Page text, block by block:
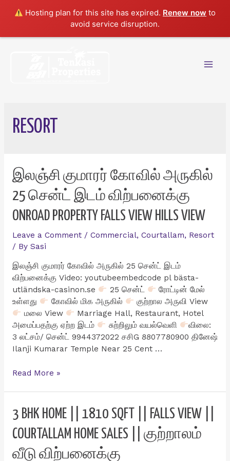
Hosting plan for this site has expired. Renew now to
avoid service disruption.
RESORT
இலஞ்சி குமாரர் கோவில் அருகில்
25 சென்ட் இடம் விற்பனைக்கு
ONROAD PROPERTY FALLS VIEW HILLS VIEW
Leave a Comment / Commercial, Courtallam, Resort
/ By Sasi
இலஞ்சி குமாரர் கோவில் அருகில் 25 சென்ட் இடம்
விற்பனைக்கு Video: youtubeembedcode pl bästa-
utländska-casinon.se
25 சென்ட்
ரோட்டின் மேல்
உள்ளது
கோவில் மிக அருகில்
குற்றால அருவி View
மலை View
Marriage Hall, Restaurant, Hotel
அமைப்பதற்கு ஏற்ற இடம்
சுற்றிலும் வயல்வெளி
விலை:
3 லட்சம்/ சென்ட் 9944372022 சசிG 8807780900 தினேஷ்
Ilanji Kumarar Temple Near 25 Cent …
இலஞ்சி
அருகில்
25
சென்ட்
விற்பனைக்கு
Read More »
3 BHK HOME || 1810 SQFT || FALLS VIEW ||
COURTALLAM HOME SALES || குற்றாலம்
வீடு விற்பனைக்கு